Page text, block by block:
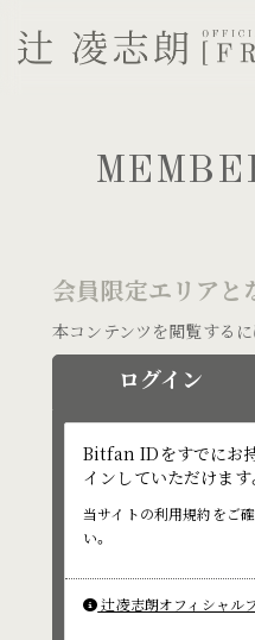
会員限定エリアと
本コンテンツを閲覧するに
ログイン
Bitfan IDをすでにお
インしていただけます
当サイトの利用規約をご
い。
辻凌志朗オフィシャル